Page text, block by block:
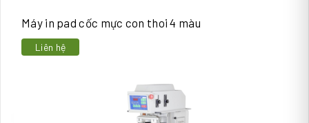
Máy in pad cốc mực con thoi 4 màu
Liên hệ